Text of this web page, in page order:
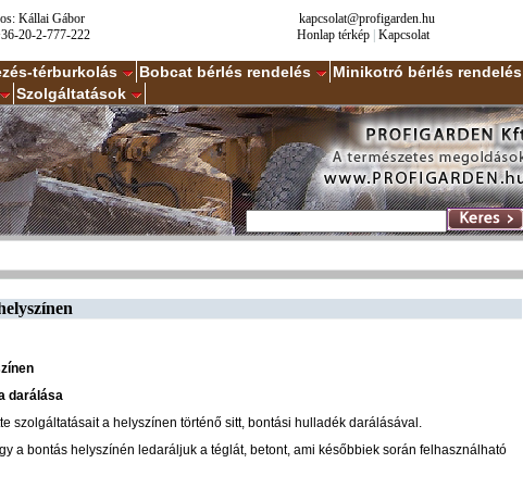
Kállai Gábor
20-2-777-222
kapcsolat@profigarden.hu
Honlap térkép Kapcsolat
térburkolás Bobcat bérlés rendelés
Minikotró bérlés rendelés
Szolgáltatások
darálása
szolgáltatásait a helyszínen történő sitt, bontási hulladék darálásával.
a bontás helyszínén ledaráljuk a téglát, betont, ami későbbiek során felhasználható